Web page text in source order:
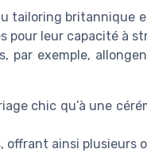
tailoring britannique
pour leur capacité à
par exemple,
chic qu’à une
offrant ainsi